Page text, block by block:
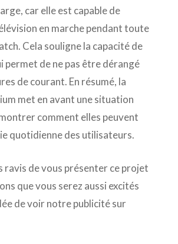
car elle est capable de
en marche pendant toute
Cela souligne la capacité de
permet de ne pas être dérangé
de courant. En résumé, la
met en avant une situation
comment elles peuvent
quotidienne des utilisateurs.
ravis de vous présenter ce projet
que vous serez aussi excités
de voir notre publicité sur